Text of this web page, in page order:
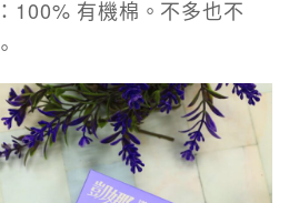
100% 有機棉。不多也不